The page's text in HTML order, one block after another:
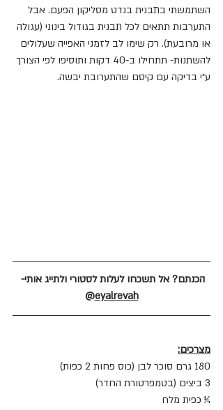
השתמשתי בתבנית בנדט מסליקון הפעם. אבל
התערבות תתאים לכל תבנית בגודול בינוני (עגולה
או מרובעת). רק שימו לב לזמני האפייה שעלולים
להשתנות- תתחילו ב-40 דקות ותוסיפו לפי הצורך
ע״י בדיקה עם קיסם שהתערובת יבשה.
הכנתם? אל תשכחו לעלות לסטורי ולתייג אותי-
eyalrevah
@
מצרכים:
180 גרם סוכר לבן (כוס פחות 2 כפות)
3 ביצים (בטמפרטורת החדר)
¼ כפית מלח